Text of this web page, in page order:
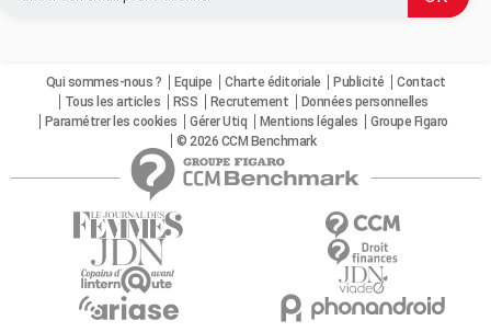
Qui sommes-nous ? Equipe Charte éditoriale Publicité
Contact
Tous les articles
RSS Recrutement
Données personnelles
Paramétrer les cookies
Gérer Utiq Mentions légales
Groupe Figaro
© 2026 CCM Benchmark